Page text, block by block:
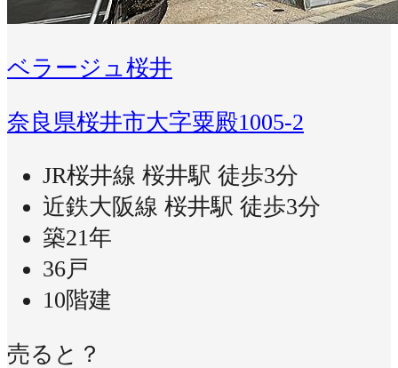
ベラージュ桜井
奈良県桜井市大字粟殿1005-2
JR桜井線 桜井駅 徒歩3分
近鉄大阪線 桜井駅 徒歩3分
築21年
36戸
10階建
売ると？